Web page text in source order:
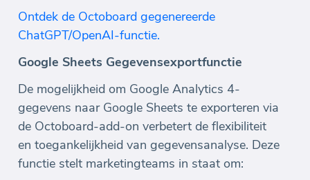
Ontdek de Octoboard gegenereerde
ChatGPT/OpenAI-functie.
Google Sheets Gegevensexportfunctie
De mogelijkheid om Google Analytics 4-
gegevens naar Google Sheets te exporteren via
de Octoboard-add-on verbetert de flexibiliteit
en toegankelijkheid van gegevensanalyse. Deze
functie stelt marketingteams in staat om: